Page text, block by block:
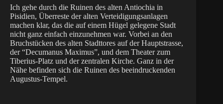
Ich gehe durch die Ruinen des alten Antiochia in
Pisidien, Überreste der alten Verteidigungsanlagen
machen klar, das die auf einem Hügel gelegene Stadt
nicht ganz einfach einzunehmen war. Vorbei an den
Bruchstücken des alten Stadttores auf der Hauptstrasse,
der “Decumanus Maximus”, und dem Theater zum
Tiberius-Platz und der zentralen Kirche. Ganz in der
Nähe befinden sich die Ruinen des beeindruckenden
Augustus-Tempel.